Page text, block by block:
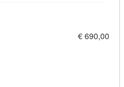
€ 690,00